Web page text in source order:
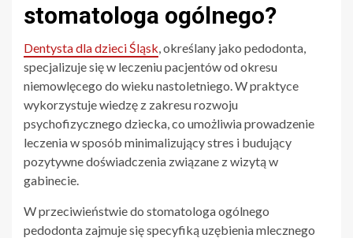
stomatologa ogólnego?
Dentysta dla dzieci Śląsk, określany jako pedodonta,
specjalizuje się w leczeniu pacjentów od okresu
niemowlęcego do wieku nastoletniego. W praktyce
wykorzystuje wiedzę z zakresu rozwoju
psychofizycznego dziecka, co umożliwia prowadzenie
leczenia w sposób minimalizujący stres i budujący
pozytywne doświadczenia związane z wizytą w
gabinecie.
W przeciwieństwie do stomatologa ogólnego
pedodonta zajmuje się specyfiką uzębienia mlecznego